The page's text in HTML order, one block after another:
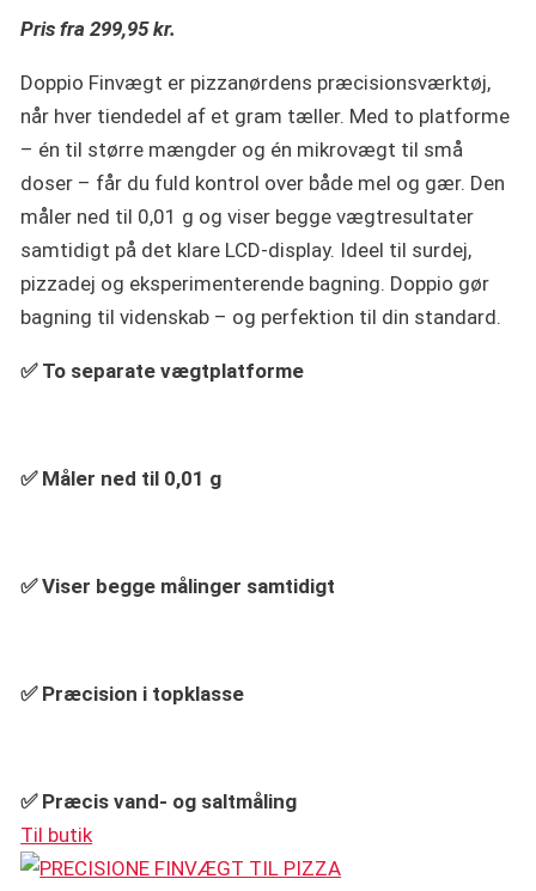
Pris fra 299,95 kr.
Doppio Finvægt er pizzanørdens præcisionsværktøj,
når hver tiendedel af et gram tæller. Med to platforme
– én til større mængder og én mikrovægt til små
doser – får du fuld kontrol over både mel og gær. Den
måler ned til 0,01 g og viser begge vægtresultater
samtidigt på det klare LCD-display. Ideel til surdej,
pizzadej og eksperimenterende bagning. Doppio gør
bagning til videnskab – og perfektion til din standard.
✅ To separate vægtplatforme
✅ Måler ned til 0,01 g
✅ Viser begge målinger samtidigt
✅ Præcision i topklasse
✅ Præcis vand- og saltmåling
Til butik